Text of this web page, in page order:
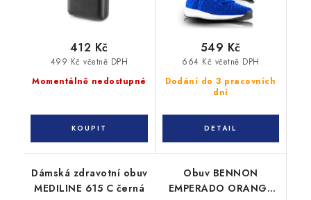
Momentálně nedostupné
499 Kč včetně DPH
412 Kč
Dodání do 3 pracovních
dní
664 Kč včetně DPH
549 Kč
Dámská zdravotní obuv
MEDILINE 615 C černá
Obuv BENNON
EMPERADO ORANGE